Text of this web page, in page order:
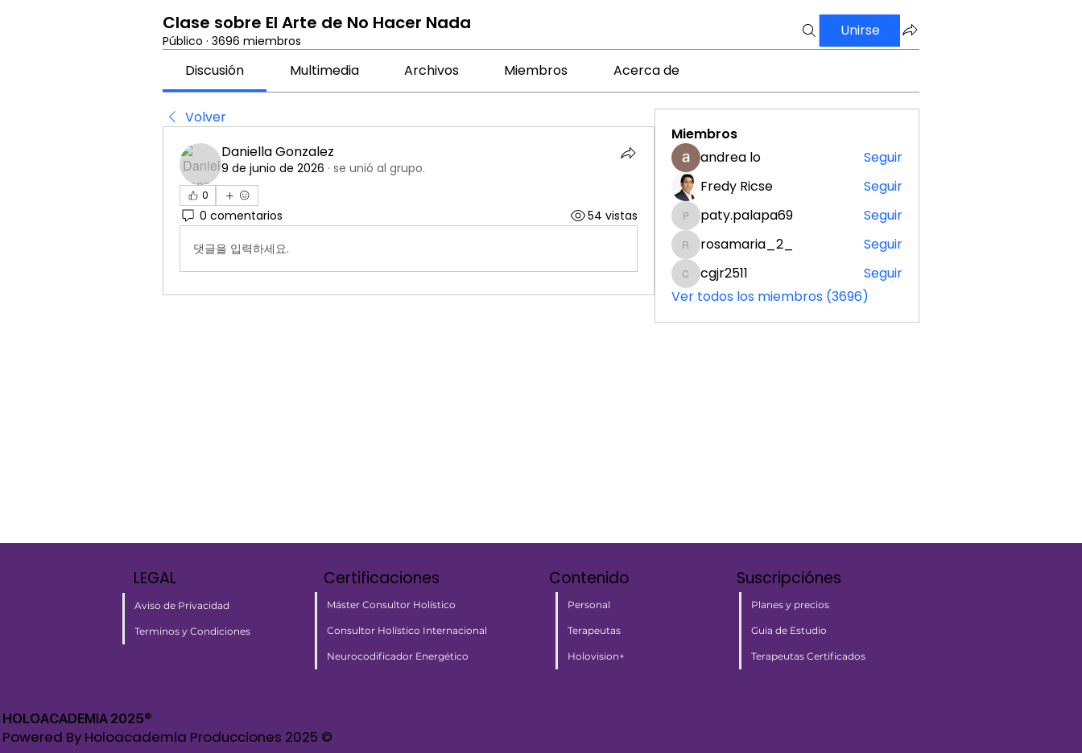
Clase sobre El Arte de No Hacer Nada
Público · 3696 miembros
Unirse
Discusión Multimedia Archivos Miembros Acerca de
Volver
Daniella Gonzalez
9 de junio de 2026 · se unió al grupo.
0
0 comentarios 54 vistas
댓글을 입력하세요.
Miembros
andrea lo
Seguir
Fredy Ricse
Seguir
paty.palapa69
paty.palapa69 Seguir
rosamaria_2_
rosamaria_2_ Seguir
cgjr2511
cgjr2511
Seguir
Ver todos los miembros (3696)
Aviso de Privacidad
Terminos y Condiciones
LEGAL
Máster Consultor Holístico
Consultor Holístico Internacional
Neurocodificador Energético
Certificaciones Contenido
Personal
Terapeutas
Holovision+
Planes y precios
Guia de Estudio
Terapeutas Certificados
Suscripciónes
HOLOACADEMIA 2025®​
Powered By Holoacademia Producciones 2025 ©